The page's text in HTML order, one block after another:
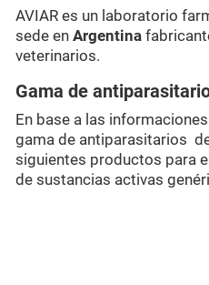
AVIAR es un laboratorio
sede enArgentina
veterinarios.
Gama de
En base a las
gama de antiparasitarios
siguientes productos para
de sustancias activas